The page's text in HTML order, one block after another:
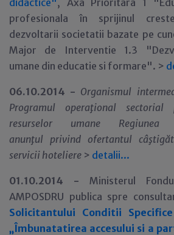
didactice", Axa Prioritara 1
profesionala în sprijinul
dezvoltarii societatii bazate pe
Major de Interventie 1.3
umane din educatie si formare". >
06.10.2014 - Organismul
Programul operaţional sectorial
resurselor umane Regiunea
anunţul privind ofertantul
servicii hoteliere > detalii...
01.10.2014 - Ministerul
AMPOSDRU publica spre
Solicitantului Conditii
„Îmbunatatirea accesului si a